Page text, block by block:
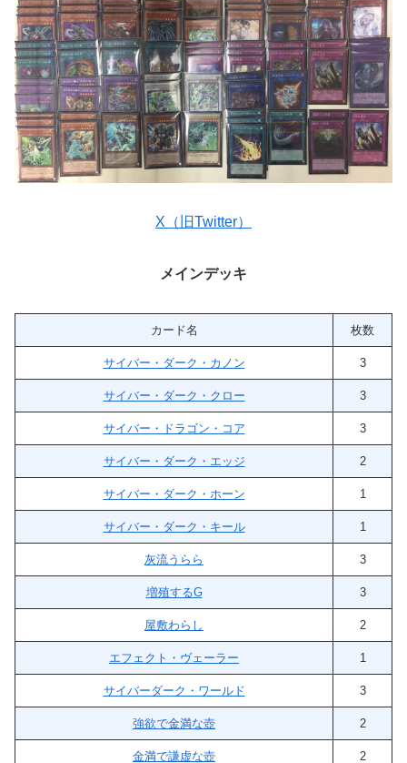
X（旧Twitter）
メインデッキ
カード名 枚数
サイバー・ダーク・カノン 3
サイバー・ダーク・クロー 3
サイバー・ドラゴン・コア 3
サイバー・ダーク・エッジ 2
サイバー・ダーク・ホーン 1
サイバー・ダーク・キール 1
灰流うらら 3
増殖するG 3
屋敷わらし 2
エフェクト・ヴェーラー 1
サイバーダーク・ワールド 3
強欲で金満な壺 2
金満で謙虚な壺 2